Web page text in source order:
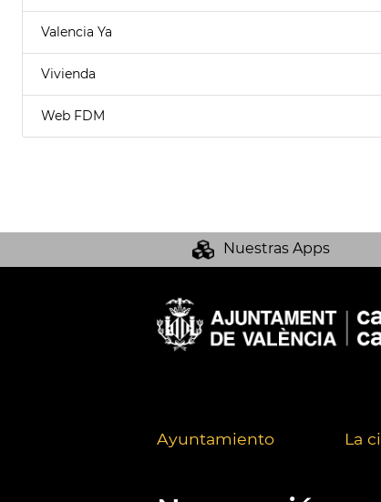
Valencia Ya
Vivienda
Web FDM
Nuestras Apps
Ayuntamiento La